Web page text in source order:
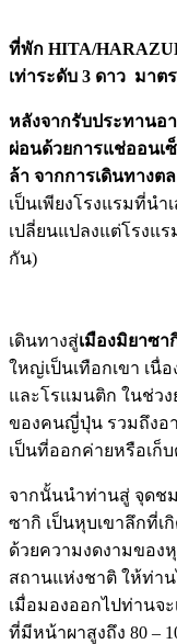
ที่พัก HITA/
เท่าระดับ 3 ดาว มาต
หลังจากรับประทานอ
ผ่อนด้วยการแช่ออนเ
ล้า จากการเดินทางต
เป็นเพียงโรงแรมที่นำ
เปลี่ยนแปลงแต่โรงแร
กัน)
เดินทางสู่เมืองมิยาซา
ใหญ่เป็นเทือกเขา เนื่
และโรแมนติก ในช่ว
ของคนญี่ปุ่น รวมถึงอ
เป็นที่ออกค่ายหรือเก็
จากนั้นนำท่านสู่ จุดช
ซากิ เป็นหุบเขาลึกที่เ
ด้วยความงดงามของ
สถานแห่งชาติ ให้ท่า
เมื่อมองออกไปท่านจ
ที่มีหน้าผาสูงถึง 80 –